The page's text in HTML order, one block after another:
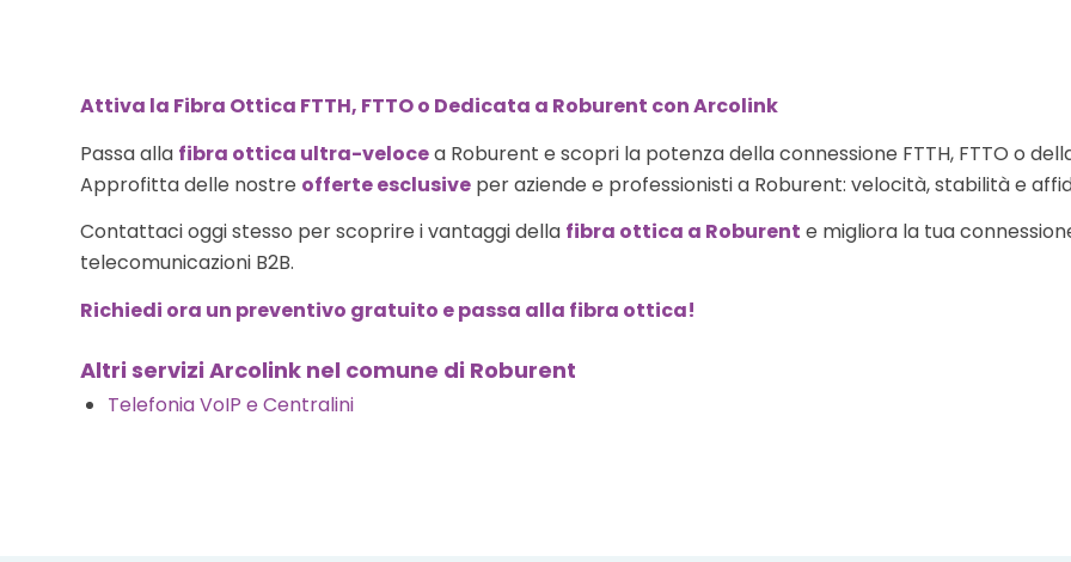
Attiva la Fibra Ottica FTTH, FTTO o Dedicata a Roburent con Arcolink
Passa alla fibra ottica ultra-velocea Roburent e scopri la potenza della connessione FTTH, FTTO o
Approfitta delle nostre offerte esclusive per aziende e professionisti a Roburent: velocità, stabilità e
Contattaci oggi stesso per scoprire i vantaggi della fibra ottica a Roburent e migliora la tua
telecomunicazioni B2B.
Richiedi ora un preventivo gratuito e passa alla fibra ottica!
Altri servizi Arcolink nel comune di Roburent
Telefonia VoIP e Centralini